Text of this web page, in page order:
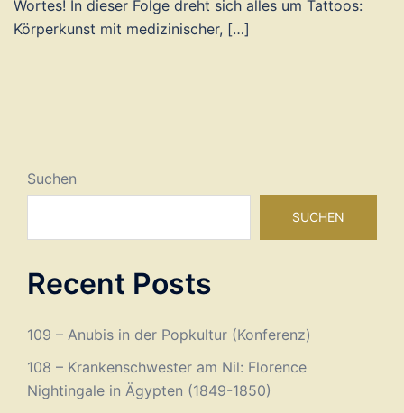
Wortes! In dieser Folge dreht sich alles um Tattoos:
Körperkunst mit medizinischer, […]
Suchen
SUCHEN
Recent Posts
109 – Anubis in der Popkultur (Konferenz)
108 – Krankenschwester am Nil: Florence
Nightingale in Ägypten (1849-1850)